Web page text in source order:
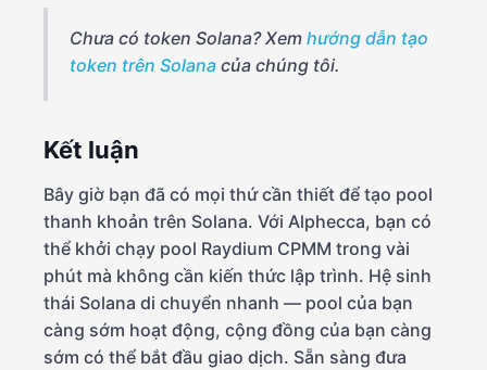
Chưa có token Solana? Xem hướng dẫn tạo
token trên Solana của chúng tôi.
Kết luận
Bây giờ bạn đã có mọi thứ cần thiết để tạo pool
thanh khoản trên Solana. Với Alphecca, bạn có
thể khởi chạy pool Raydium CPMM trong vài
phút mà không cần kiến thức lập trình. Hệ sinh
thái Solana di chuyển nhanh — pool của bạn
càng sớm hoạt động, cộng đồng của bạn càng
sớm có thể bắt đầu giao dịch. Sẵn sàng đưa